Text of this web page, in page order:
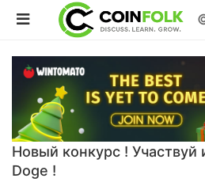
Новый конкурс ! Участвуй
Doge !